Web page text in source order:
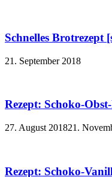
Schnelles Brotrezept
21. September 2018
Rezept: Schoko-
27. August 201821.
Rezept: Schoko-